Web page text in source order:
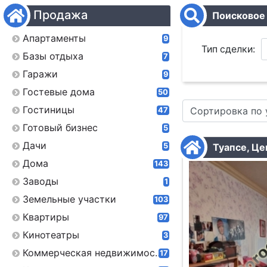
Продажа
Апартаменты 9
Базы отдыха 7
Гаражи 9
Гостевые дома 50
Гостиницы 47
Готовый бизнес 5
Дачи 5
Дома 143
Заводы 1
Земельные участки 103
Квартиры 97
Кинотеатры 3
Коммерческая недвижимость17
Тип сделки:
Город:
Район:
Улица:
Проект:
Слово:
Сортировка по
Туапсе,